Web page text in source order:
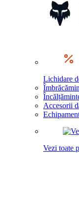
Lichidare
Accesorii
Vezi toate